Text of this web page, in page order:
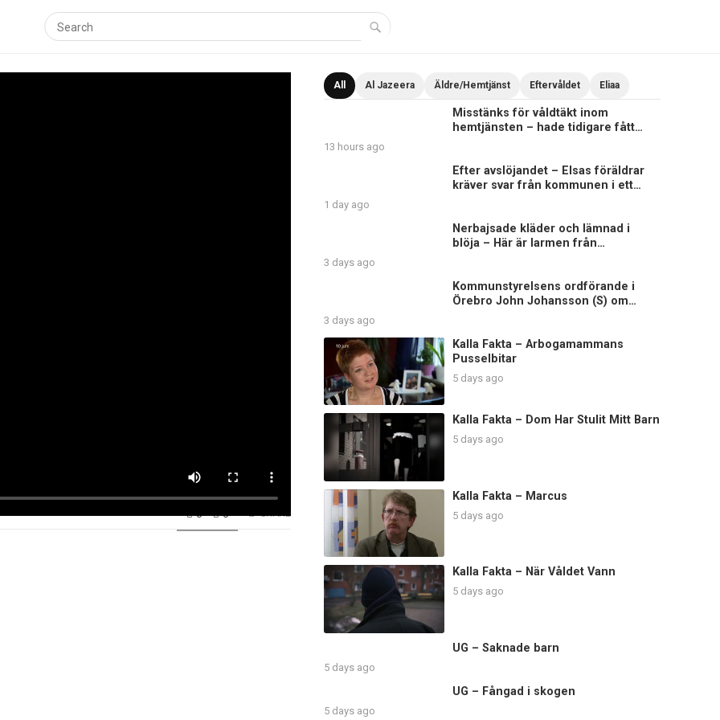
0 0 SHARE
All Al Jazeera Äldre/Hemtjänst Eftervåldet Eliaa
Misstänks för våldtäkt inom
hemtjänsten – hade tidigare fått
13 hours ago
Efter avslöjandet – Elsas föräldrar
kräver svar från kommunen i ett
1 day ago
Nerbajsade kläder och lämnad i
blöja – Här är larmen från
3 days ago
Kommunstyrelsens ordförande i
Örebro John Johansson (S) om
3 days ago
Kalla Fakta – Arbogamammans
Pusselbitar
5 days ago
Kalla Fakta – Dom Har Stulit Mitt Barn
5 days ago
Kalla Fakta – Marcus
5 days ago
Kalla Fakta – När Våldet Vann
5 days ago
UG – Saknade barn
5 days ago
UG – Fångad i skogen
5 days ago